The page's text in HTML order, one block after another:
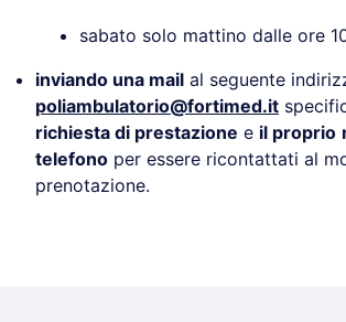
sabato solo mattino dalle ore
inviando una mail al seguente
poliambulatorio@fortimed.it
richiesta di prestazione e il proprio
telefono per essere ricontattati al
prenotazione.